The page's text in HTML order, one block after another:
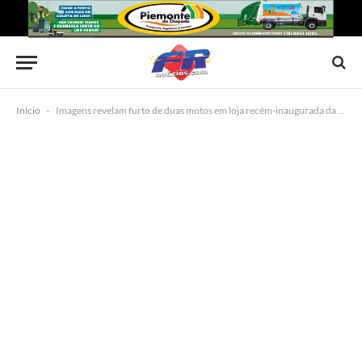
Início - Imagens revelam furto de duas motos em loja recém-inaugurada da Honda, em Capim Grosso